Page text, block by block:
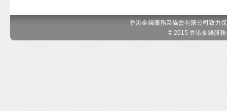
香港金錢服務業協會有限公司致力
© 2015 香港金錢服